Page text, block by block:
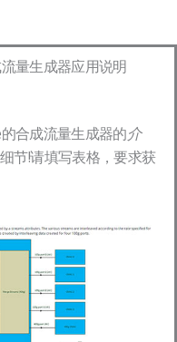
量生成器应用说明
合成流量生成器的介
节!请填写表格，要求获